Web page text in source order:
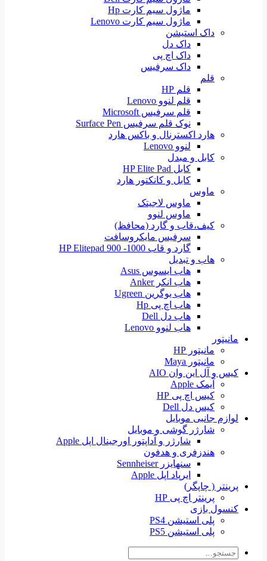
ماژول سیم کارت Hp
ماژول سیم کارت Lenovo
داک استیشن
داک دل
داک اچ پی
داک سرفیس
قلم
قلم HP
قلم لنوو Lenovo
قلم سرفیس Microsoft
نوک قلم سرفیس Surface Pen
هارد اکسترنال و باکس هارد
لنوو Lenovo
کابل و مبدل
کابل HP Elite Pad
کابل و کانکتور هارد
ماوس
ماوس لاجیتک
ماوس لنوو
کیف،قاب و گارد (محافظ)
سرفیس مایکروسافت
گارد و قاب HP Elitepad 900 -1000
هاب و تبدیل
هاب ایسوس Asus
هاب انکر Anker
هاب یوگرین Ugreen
هاب اچ پی Hp
هاب دل Dell
هاب لنوو Lenovo
مانیتور
مانیتور HP
مانیتور Maya
کیس و آل این وان AIO
آیمک Apple
کیس اچ پی HP
کیس دل Dell
لوازم جانبی موبایل
شارژر گوشی و موبایل
شارژر و آداپتور اورجینال اپل Apple
هندزفری و هدفون
سنهایزر Sennheiser
ایرپاد اپل Apple
پرینتر ( چاپگر)
پرینتر اچ پی HP
کنسول بازی
پلی استیشن PS4
پلی استیشن PS5
جستجو